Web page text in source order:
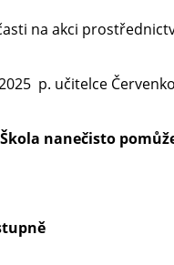
na akci
p. učitelce
nanečisto